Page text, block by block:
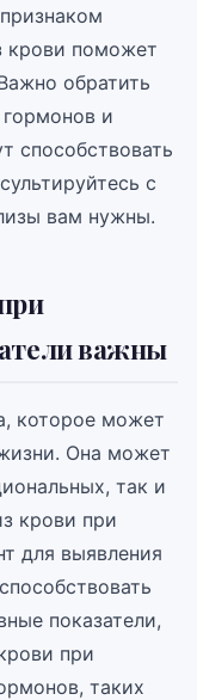
крови поможет
обратить
и
способствовать
с
вам нужны.
важны
которое может
Она может
так и
крови при
для выявления
показатели,
при
таких